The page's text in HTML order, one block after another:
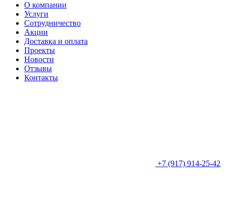
О компании
Услуги
Сотрудничество
Акции
Доставка и оплата
Проекты
Новости
Отзывы
Контакты
+7 (917) 914-25-42